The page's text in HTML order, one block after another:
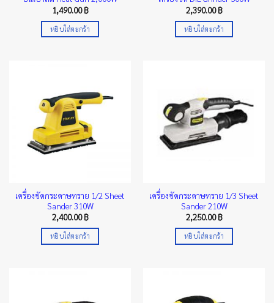
1,490.00฿
หยิบใส่ตะกร้า
2,390.00฿
หยิบใส่ตะกร้า
เครื่องขัดกระดาษทราย 1/2 Sheet
Sander 310W
2,400.00฿
หยิบใส่ตะกร้า
เครื่องขัดกระดาษทราย 1/3 Sheet
Sander 210W
2,250.00฿
หยิบใส่ตะกร้า